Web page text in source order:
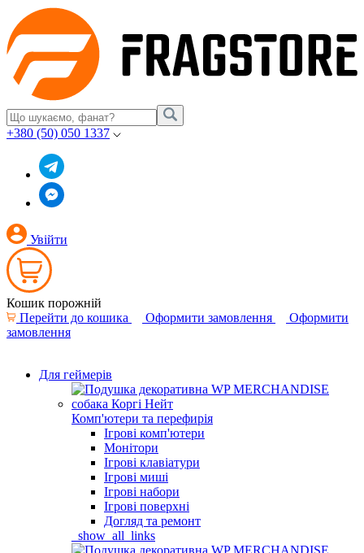
+380 (50) 050 1337
Увійти
Кошик порожній
Перейти до кошика
Оформити замовлення
Оформити
замовлення
Для геймерів
Комп'ютери та перефирія
Ігрові комп'ютери
Монітори
Ігрові клавіатури
Ігрові миші
Ігрові набори
Ігрові поверхні
Догляд та ремонт
_show_all_links